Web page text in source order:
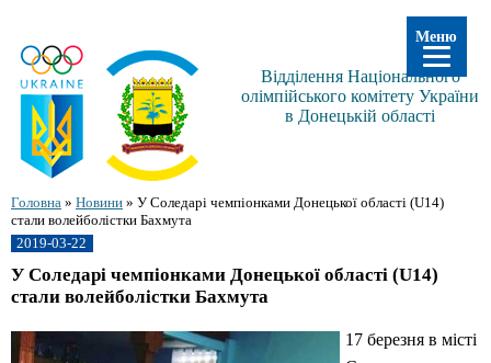
Відділення Національного
олімпійського комітету України
в Донецькій області
Головна » Новини » У Соледарі чемпіонками Донецької області (U14)
стали волейболістки Бахмута
2019-03-22
У Соледарі чемпіонками Донецької області (U14)
стали волейболістки Бахмута
17 березня в місті
Меню